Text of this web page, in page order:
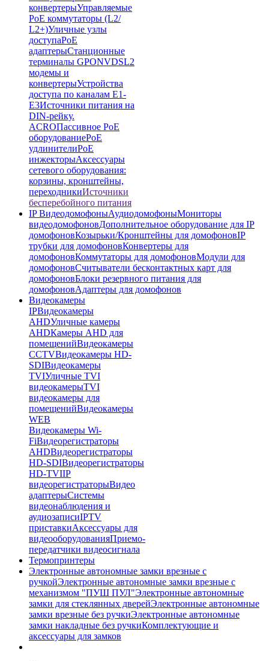
конвертерыУправляемые
PoE коммутаторы (L2/
L2+)Уличные узлы
доступаPoE
адаптерыСтанционные
терминалы GPONVDSL2
модемы и
конвертерыУстройства
доступа по каналам E1-
E3Источники питания на
DIN-рейку.
ACROПассивное PoE
оборудованиеPoE
удлинителиPoE
инжекторыАксессуары
сетевого оборудования:
корзины, кронштейны,
переходникиИсточники
бесперебойного питания
IP ВидеодомофоныАудиодомофоныМониторы
видеодомофоновДополнительное оборудование для IP
домофоновКозырьки/Кронштейны для домофоновIP
трубки для домофоновКонвертеры для
домофоновКоммутаторы для домофоновМодули для
домофоновСчитыватели бесконтактных карт для
домофоновБлоки резервного питания для
домофоновАдаптеры для домофонов
Видеокамеры
IPВидеокамеры
AHDУличные камеры
AHDКамеры AHD для
помещенийВидеокамеры
CCTVВидеокамеры HD-
SDIВидеокамеры
TVIУличные TVI
видеокамерыTVI
видеокамеры для
помещенийВидеокамеры
WEB
Видеокамеры Wi-
FiВидеорегистраторы
AHDВидеорегистраторы
HD-SDIВидеорегистраторы
HD-TVIIP
видеорегистраторыВидео
адаптерыСистемы
видеонаблюдения и
аудиозаписиIPTV
приставкиАксессуары для
видеооборудованияПриемо-
передатчики видеосигнала
Термопринтеры
Электронные автономные замки врезные с
ручкойЭлектронные автономные замки врезные с
механизмом "ПУШ ПУЛ"Электронные автономные
замки для стеклянных дверейЭлектронные автономные
замки врезные без ручкиЭлектронные автономные
замки накладные без ручкиКомплектующие и
аксессуары для замков